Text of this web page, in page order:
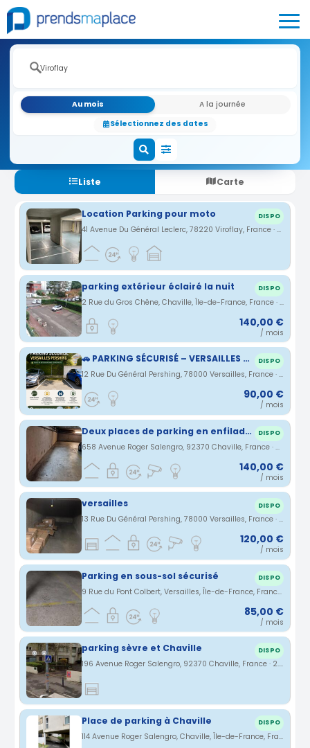
Au mois
A la journée
Sélectionnez des dates
Liste Carte
Location Parking pour moto DISPO
41 Avenue Du Général Leclerc, 78220 Viroflay, France · 0.3 km
parking extérieur éclairé la nuit DISPO
2 Rue du Gros Chêne, Chaville, Île-de-France, France · 1.73 km
140,00 €
/ mois
🚗 PARKING SÉCURISÉ – VERSAILLES PERSHING DISPO
12 Rue Du Général Pershing, 78000 Versailles, France · 1.88 km
90,00 €
/ mois
Deux places de parking en enfilade à Chaville DISPO
658 Avenue Roger Salengro, 92370 Chaville, France · 2.07 km
140,00 €
/ mois
versailles DISPO
13 Rue Du Général Pershing, 78000 Versailles, France · 2.09 km
120,00 €
/ mois
Parking en sous-sol sécurisé DISPO
9 Rue du Pont Colbert, Versailles, Île-de-France, France · 2.28 km
85,00 €
/ mois
parking sèvre et Chaville DISPO
196 Avenue Roger Salengro, 92370 Chaville, France · 2.52 km
Place de parking à Chaville DISPO
114 Avenue Roger Salengro, Chaville, Île-de-France, France · 2.59 km